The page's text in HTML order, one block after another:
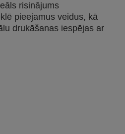
risinājums
pieejamus veidus, kā
drukāšanas iespējas ar